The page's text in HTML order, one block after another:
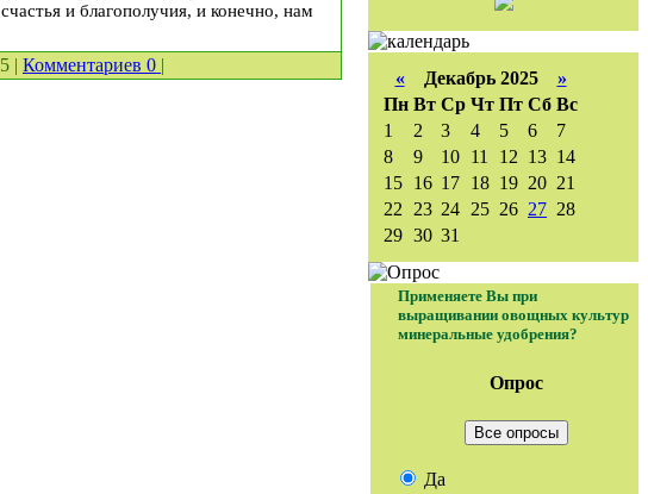
и благополучия, и конечно, нам
| Комментариев 0 |
«Декабрь 2025 »
Пн Вт Ср Чт Пт Сб Вс
1
2 3 4 5 6
7
8
9 10 11 12 13 14
15 16 17 18 19 20 21
22
23 24 25 26 27 28
29 30 31
Применяете Вы при
выращивании овощных культур
минеральные удобрения?
Опрос
Все опросы
Да